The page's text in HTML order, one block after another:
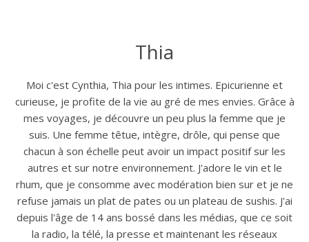
Thia
Moi c'est Cynthia, Thia pour les intimes. Epicurienne et
curieuse, je profite de la vie au gré de mes envies. Grâce à
mes voyages, je découvre un peu plus la femme que je
suis. Une femme têtue, intègre, drôle, qui pense que
chacun à son échelle peut avoir un impact positif sur les
autres et sur notre environnement. J'adore le vin et le
rhum, que je consomme avec modération bien sur et je ne
refuse jamais un plat de pates ou un plateau de sushis. J'ai
depuis l'âge de 14 ans bossé dans les médias, que ce soit
la radio, la télé, la presse et maintenant les réseaux